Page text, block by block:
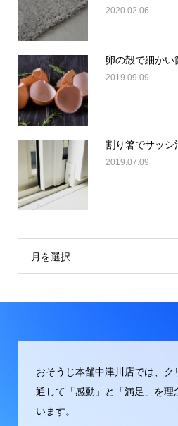
2020.02.06
卵の殻で細か
2019.09.09
割り箸でサッ
2019.07.09
月を選択
おそうじ本舗中津川店では、ク
通して「感動」と「満足」を理
います。